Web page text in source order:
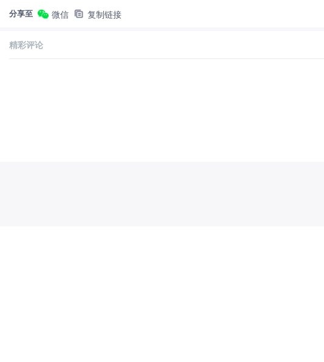
分享至 微信 复制链接
精彩评论